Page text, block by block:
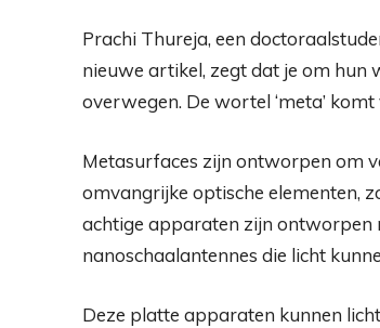
Prachi Thureja, een
nieuwe artikel, zegt dat je om hun
overwegen. De wortel ‘meta’
Metasurfaces zijn ontworpen om
omvangrijke optische elementen,
achtige apparaten zijn ontworpen
nanoschaalantennes die licht
Deze platte apparaten kunnen